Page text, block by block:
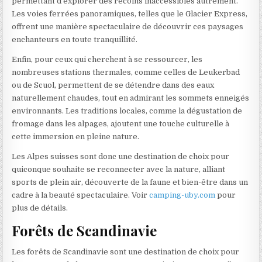
Les voies ferrées panoramiques, telles que le Glacier Express,
offrent une manière spectaculaire de découvrir ces paysages
enchanteurs en toute tranquillité.
Enfin, pour ceux qui cherchent à se ressourcer, les
nombreuses stations thermales, comme celles de Leukerbad
ou de Scuol, permettent de se détendre dans des eaux
naturellement chaudes, tout en admirant les sommets enneigés
environnants. Les traditions locales, comme la dégustation de
fromage dans les alpages, ajoutent une touche culturelle à
cette immersion en pleine nature.
Les Alpes suisses sont donc une destination de choix pour
quiconque souhaite se reconnecter avec la nature, alliant
sports de plein air, découverte de la faune et bien-être dans un
cadre à la beauté spectaculaire. Voircamping-uby.com pour
plus de détails.
Forêts de Scandinavie
Les forêts de Scandinavie sont une destination de choix pour